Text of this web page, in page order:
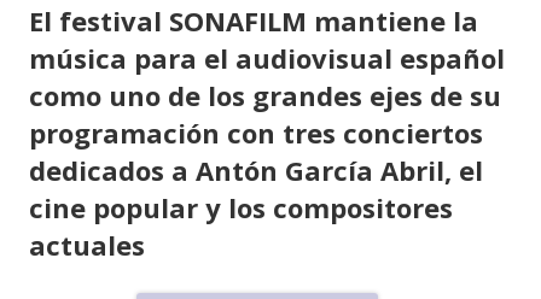
El festival SONAFILM mantiene la
música para el audiovisual español
como uno de los grandes ejes de su
programación con tres conciertos
dedicados a Antón García Abril, el
cine popular y los compositores
actuales